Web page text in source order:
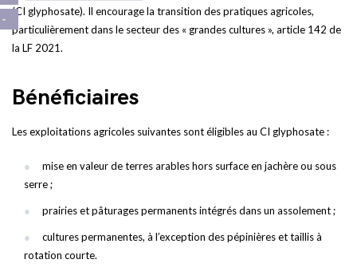
(CI glyphosate). Il encourage la transition des pratiques agricoles,
particulièrement dans le secteur des « grandes cultures », article 142 de
la LF 2021.
Bénéficiaires
Les exploitations agricoles suivantes sont éligibles au CI glyphosate :
mise en valeur de terres arables hors surface en jachère ou sous
serre ;
prairies et pâturages permanents intégrés dans un assolement ;
cultures permanentes, à l’exception des pépinières et taillis à
rotation courte.